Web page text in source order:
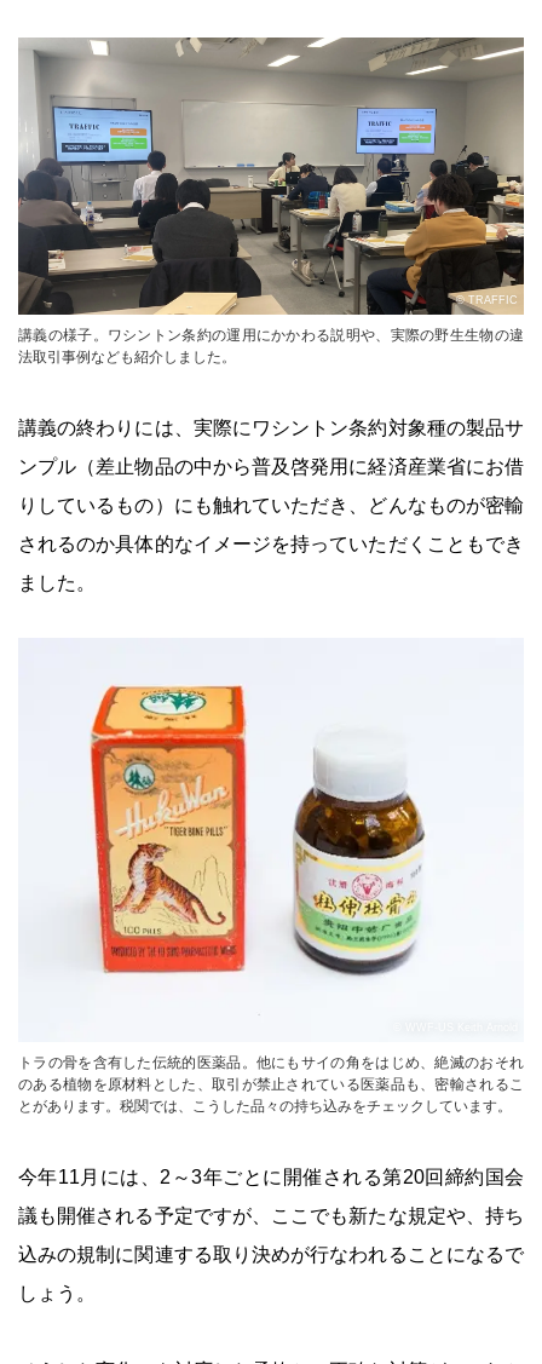
© TRAFFIC
講義の様子。ワシントン条約の運用にかかわる説明や、実際の野生生物の違
法取引事例なども紹介しました。
講義の終わりには、実際にワシントン条約対象種の製品サ
ンプル（差止物品の中から普及啓発用に経済産業省にお借
りしているもの）にも触れていただき、どんなものが密輸
されるのか具体的なイメージを持っていただくこともでき
ました。
トラの骨を含有した伝統的医薬品。他にもサイの角をはじめ、絶滅のおそれ
のある植物を原材料とした、取引が禁止されている医薬品も、密輸されるこ
とがあります。税関では、こうした品々の持ち込みをチェックしています。
今年11月には、2～3年ごとに開催される第20回締約国会
議も開催される予定ですが、ここでも新たな規定や、持ち
込みの規制に関連する取り決めが行なわれることになるで
しょう。